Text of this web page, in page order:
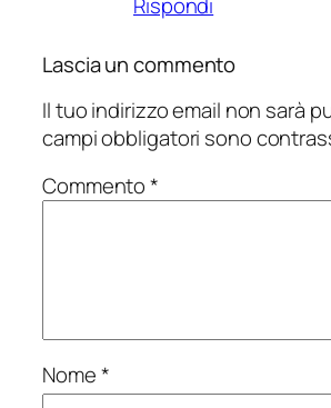
Lascia un commento
Il tuo indirizzo email non sarà
campi obbligatori sono
Commento*
Nome*